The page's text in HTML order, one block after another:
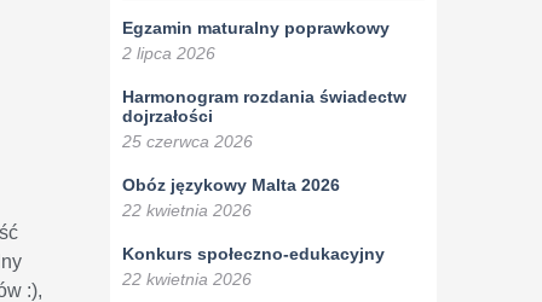
:),
Egzamin maturalny poprawkowy
2 lipca 2026
Harmonogram rozdania świadectw
dojrzałości
25 czerwca 2026
Obóz językowy Malta 2026
22 kwietnia 2026
Konkurs społeczno-edukacyjny
22 kwietnia 2026